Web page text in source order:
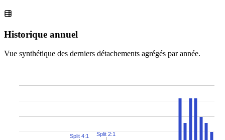
Historique annuel
Vue synthétique des derniers détachements agrégés par année.
Split 4:1 Split 2:1